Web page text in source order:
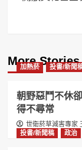
More Stories
加熱菸 投書/新聞
朝野惡鬥不休
得不尋常
世衛菸草減害專家
投書/新聞稿
政治